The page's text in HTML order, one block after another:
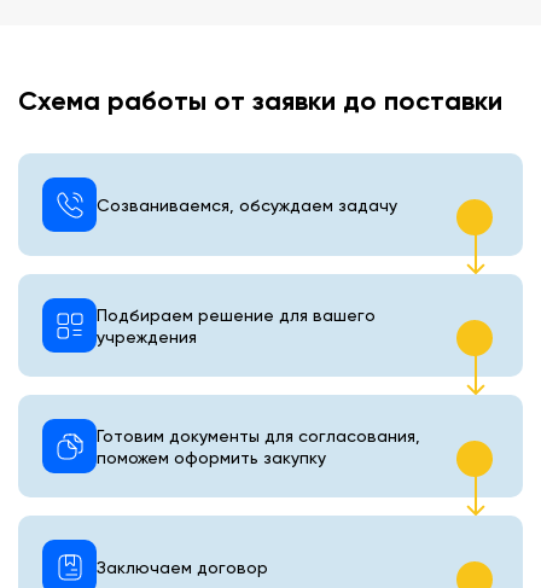
Схема работы от заявки до поставки
Созваниваемся, обсуждаем задачу
Подбираем решение для вашего
учреждения
Готовим документы для согласования,
поможем оформить закупку
Заключаем договор